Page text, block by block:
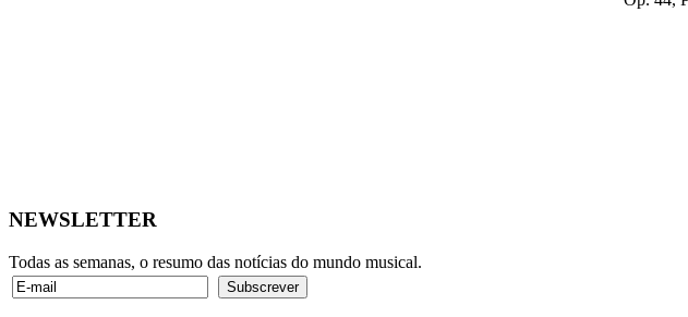
NEWSLETTER
Todas as semanas, o resumo das notícias do mundo musical.